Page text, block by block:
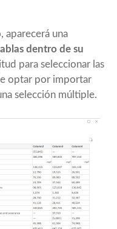
aparecerá una
dentro de su
para seleccionar las
optar por importar
selección múltiple.